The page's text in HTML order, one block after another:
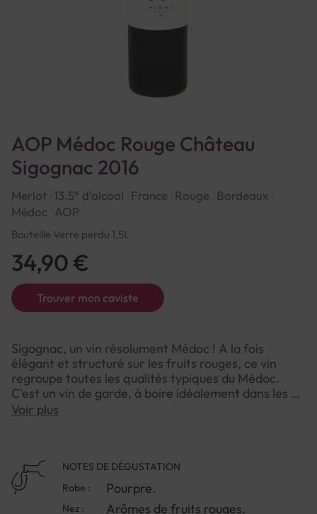
AOP Médoc Rouge Château
Sigognac 2016
Merlot 13.5° d'alcool France Rouge
Bordeaux
Médoc AOP
Bouteille Verre perdu 1,5L
Trouver mon caviste
34,90 €
Sigognac, un vin résolument Médoc ! A la fois
élégant et structuré sur les fruits rouges, ce vin
regroupe toutes les qualités typiques du Médoc.
C'est un vin de garde, à boire idéalement dans les 5
à 10 ans autour d'une belle pièce de viande rouge.
Voir plus
NOTES DE DÉGUSTATION
Robe :
Pourpre.
Nez : Arômes de fruits rouges.